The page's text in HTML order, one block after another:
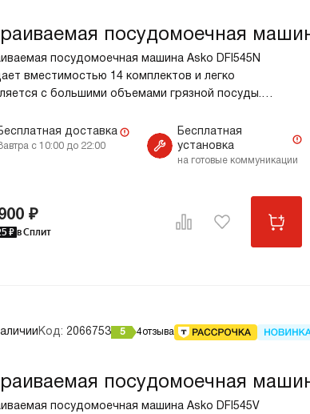
посудомоечная
посудомоечная машина Asko DFI545N
вместимостью 14 комплектов и легко
с большими объемами грязной посуды.
мойки для удаления самых стойких
и экономичный режим, оптимизирующий
воды и электричества. Верхняя корзина
посуду нестандартных размеров. Ключевые
от протечек AquaSafe™ Вмещает
Программа «Гигиена»
доставка
с 10:00 до 22:00
Бесплатная
установка
на готовые коммуникации
₽
₽ в Сплит
Код: 2066753 5 4отзыва
посудомоечная
посудомоечная машина Asko DFI545V